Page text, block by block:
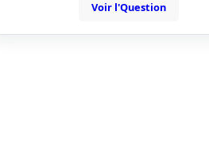
Voir l'Question